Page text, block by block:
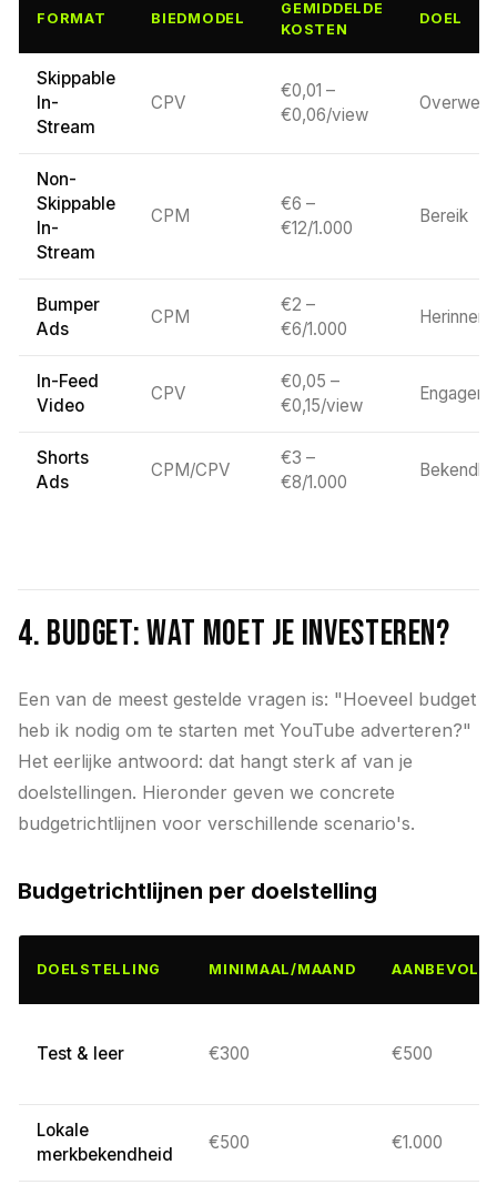
FORMAT BIEDMODEL
GEMIDDELDE
KOSTEN
DOEL
Skippable
In-
Stream
CPV
€0,01 –
€0,06/view
Non-
Skippable
In-
Stream
CPM
€6 –
€12/1.000
Bereik
Bumper
Ads
CPM
€2 –
€6/1.000
In-Feed
Video
CPV
€0,05 –
€0,15/view
Shorts
Ads
CPM/CPV
€3 –
€8/1.000
4. Budget: wat moet je investeren?
Een van de meest gestelde vragen is: "Hoeveel budget
heb ik nodig om te starten met YouTube adverteren?"
Het eerlijke antwoord: dat hangt sterk af van je
doelstellingen. Hieronder geven we concrete
budgetrichtlijnen voor verschillende scenario's.
Budgetrichtlijnen per doelstelling
DOELSTELLING MINIMAAL/MAAND
Test & leer €300 €500
Lokale
merkbekendheid
€500 €1.000